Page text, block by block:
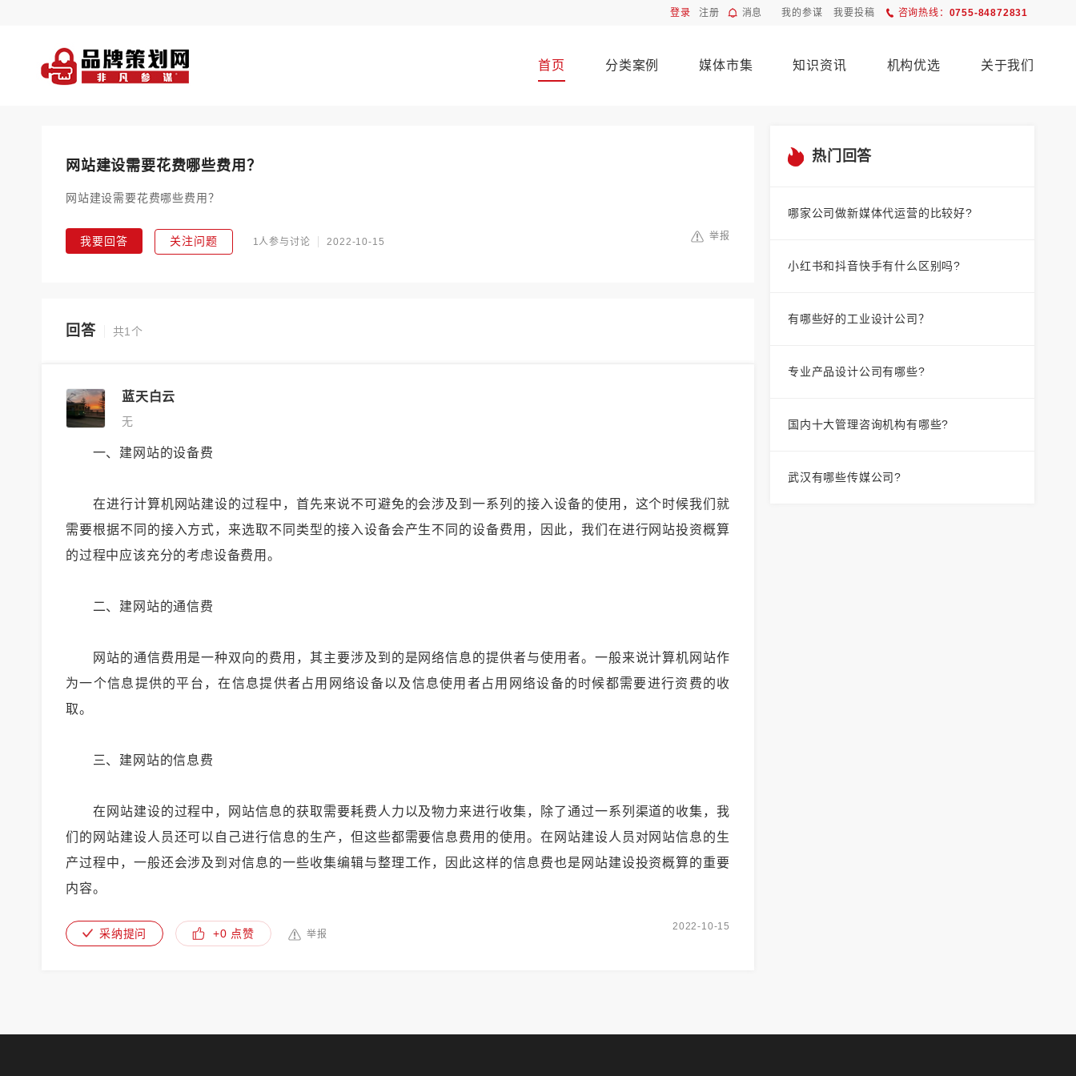
登录 注册 消息 我的参谋 我要投稿 咨询热线： 0755-84872831
首页 分类案例 媒体市集 知识资讯 机构优选 关于我们
网站建设需要花费哪些费用？
网站建设需要花费哪些费用？
我要回答 关注问题 1人参与讨论 2022-10-15 举报
回答 共1个
蓝天白云
无
一、建网站的设备费
在进行计算机网站建设的过程中，首先来说不可避免的会涉及到一系列的接入设备的使用，这个时候我们就
需要根据不同的接入方式，来选取不同类型的接入设备会产生不同的设备费用，因此，我们在进行网站投资概算
的过程中应该充分的考虑设备费用。
二、建网站的通信费
网站的通信费用是一种双向的费用，其主要涉及到的是网络信息的提供者与使用者。一般来说计算机网站作
为一个信息提供的平台，在信息提供者占用网络设备以及信息使用者占用网络设备的时候都需要进行资费的收
取。
三、建网站的信息费
在网站建设的过程中，网站信息的获取需要耗费人力以及物力来进行收集，除了通过一系列渠道的收集，我
们的网站建设人员还可以自己进行信息的生产，但这些都需要信息费用的使用。在网站建设人员对网站信息的生
产过程中，一般还会涉及到对信息的一些收集编辑与整理工作，因此这样的信息费也是网站建设投资概算的重要
内容。
采纳提问 +0 点赞 举报
2022-10-15
热门回答
哪家公司做新媒体代运营的比较好?
小红书和抖音快手有什么区别吗?
有哪些好的工业设计公司？
专业产品设计公司有哪些?
国内十大管理咨询机构有哪些?
武汉有哪些传媒公司?